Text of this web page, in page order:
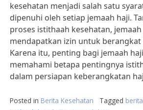
kesehatan menjadi salah satu
dipenuhi oleh setiap jemaah haji.
proses istithaah kesehatan,
mendapatkan izin untuk berangkat
Karena itu, penting bagi jemaah
memahami betapa pentingnya
dalam persiapan keberangkatan
Posted in Berita Kesehatan Tagged